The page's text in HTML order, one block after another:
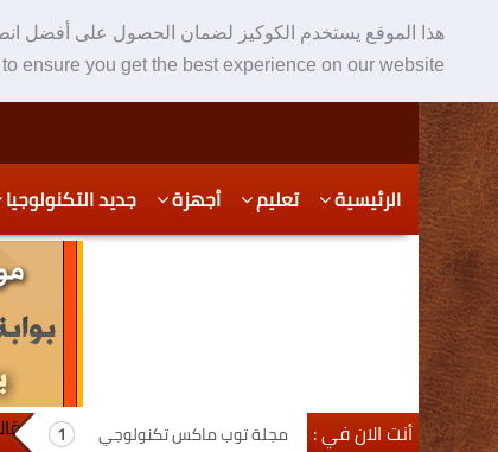
هذا الموقع يستخدم الكوكيز لضمان الحصول على أفضل
ensure you get the best experience on our website
Skip
to
content
Skip
to
secondary
content
الرئيسية تعليم أجهزة جديد التكنولوجيا
أنت الان في : مجلة توب ماكس تكنولوجي